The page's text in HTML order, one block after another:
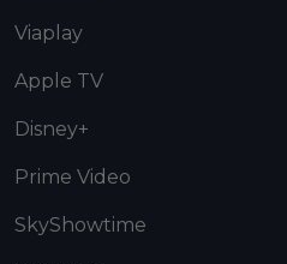
Viaplay
Apple TV
Disney+
Prime Video
SkyShowtime